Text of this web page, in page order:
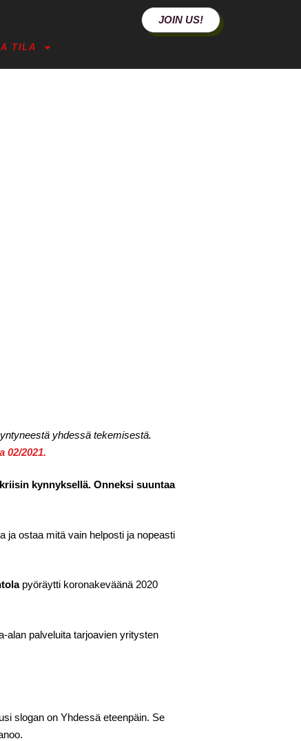
JOIN US!
TILA
yhdessä tekemisestä.
02/2021.
kynnyksellä. Onneksi suuntaa
ja ostaa mitä vain helposti ja nopeasti
pyöräytti koronakeväänä 2020
alan palveluita tarjoavien yritysten
slogan on Yhdessä eteenpäin. Se